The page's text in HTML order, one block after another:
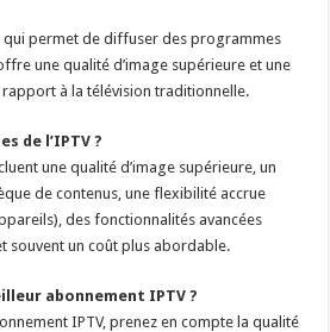
qui permet de diffuser des programmes
une qualité d’image supérieure et une
à la télévision traditionnelle.
de l’IPTV ?
une qualité d’image supérieure, un
de contenus, une flexibilité accrue
des fonctionnalités avancées
souvent un coût plus abordable.
abonnement IPTV ?
IPTV, prenez en compte la qualité